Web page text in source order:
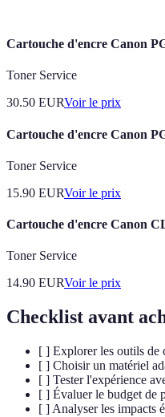
Cartouche d'encre Canon
Toner Service
30.50 EURVoir le prix
Cartouche d'encre Canon
Toner Service
15.90 EURVoir le prix
Cartouche d'encre Canon
Toner Service
14.90 EURVoir le prix
Checklist avant
[ ] Explorer les outils de
[ ] Choisir un matériel
[ ] Tester l'expérience
[ ] Évaluer le budget de
[ ] Analyser les impacts